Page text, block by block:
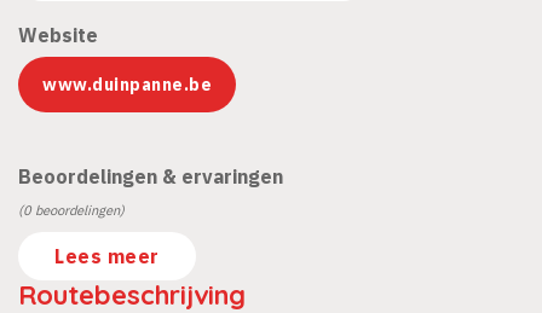
Website
www.duinpanne.be
Beoordelingen & ervaringen
(0 beoordelingen)
Lees meer
Routebeschrijving